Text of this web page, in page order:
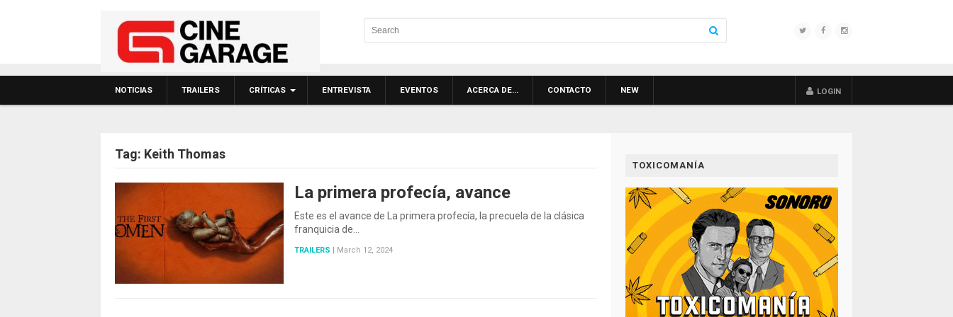
NOTICIAS TRAILERS CRÍTICAS ENTREVISTA EVENTOS ACERCA DE… CONTACTO NEW LOGIN
Tag: Keith Thomas
La primera profecía, avance
Este es el avance de La primera profecía, la precuela de la clásica
franquicia de…
TRAILERS | March 12, 2024
TOXICOMANÍA